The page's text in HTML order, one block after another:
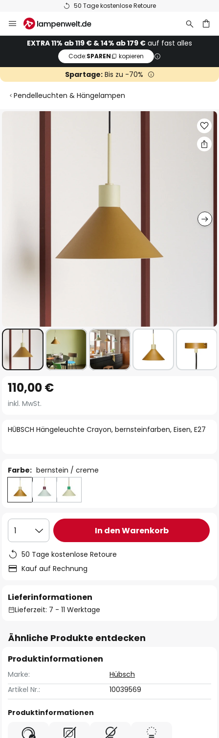
50 Tage kostenlose Retoure
Inhalt
springenEXTRA 11% ab 119 € & 14% ab 179 € auf fast alles
Code:SPAREN kopieren
Spartage:Bis zu -70%
Pendelleuchten & Hängelampen
Anfang
der
springen
HÜBSCH Hängeleuchte Crayon, bernsteinfarben, Eisen, E27
110,00 €
inkl. MwSt.
Farbe: bernstein / creme
1 In den Warenkorb
50 Tage kostenlose Retoure
Kauf auf Rechnung
Lieferinformationen
Lieferzeit: 7 - 11 Werktage
Ähnliche Produkte entdecken
Produktinformationen
Marke:
Hübsch
Artikel Nr.:
10039569
Produktinformationen